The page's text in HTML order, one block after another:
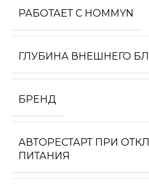
РАБОТАЕТ С HOMMYN
ГЛУБИНА ВНЕШНЕГО
БРЕНД
АВТОРЕСТАРТ ПРИ
ПИТАНИЯ